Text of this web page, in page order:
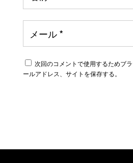
次回のコメントで使用するためブ
ールアドレス、サイトを保存する。